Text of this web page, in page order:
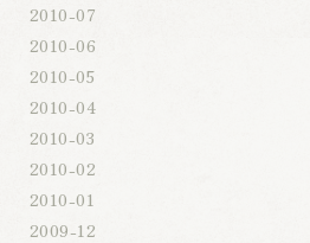
2010-07
2010-06
2010-05
2010-04
2010-03
2010-02
2010-01
2009-12